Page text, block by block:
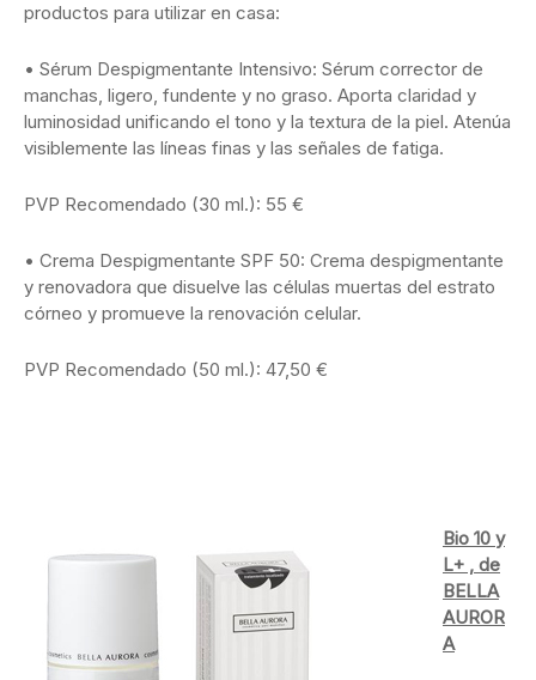
productos para utilizar en casa:
• Sérum Despigmentante Intensivo: Sérum corrector de
manchas, ligero, fundente y no graso. Aporta claridad y
luminosidad unificando el tono y la textura de la piel. Atenúa
visiblemente las líneas finas y las señales de fatiga.
PVP Recomendado (30 ml.): 55 €
• Crema Despigmentante SPF 50: Crema despigmentante
y renovadora que disuelve las células muertas del estrato
córneo y promueve la renovación celular.
PVP Recomendado (50 ml.): 47,50 €
Bio 10 y
L+ , de
BELLA
AUROR
A